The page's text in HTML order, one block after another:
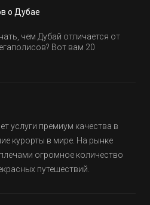
первые заезды дают промо-
о Дубае
чем Дубай отличается от
Вот вам 20
услуги премиум качества в
курорты в мире. На рынке
огромное количество
путешествий.